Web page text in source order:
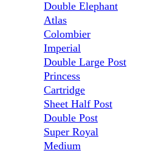
Double Elephant
Atlas
Colombier
Imperial
Double Large Post
Princess
Cartridge
Sheet Half Post
Double Post
Super Royal
Medium